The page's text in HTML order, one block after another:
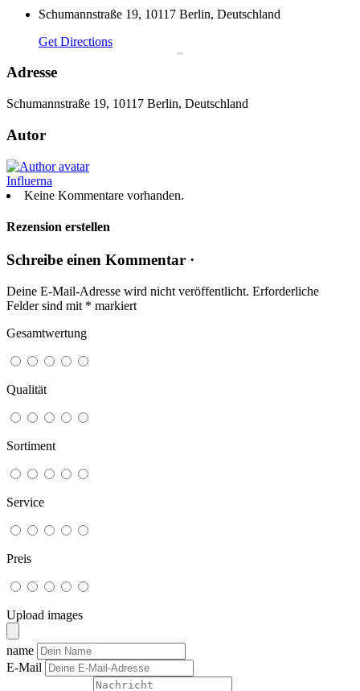
Schumannstraße 19, 10117 Berlin, Deutschland
Get Directions
Adresse
Schumannstraße 19, 10117 Berlin, Deutschland
Autor
Influerna
Keine Kommentare vorhanden.
Rezension erstellen
Schreibe einen Kommentar ·
Deine E-Mail-Adresse wird nicht veröffentlicht. Erforderliche
Felder sind mit * markiert
Gesamtwertung
Qualität
Sortiment
Service
Preis
Upload images
name
E-Mail